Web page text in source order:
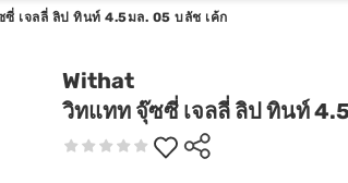
เจลลี่ ลิป ทินท์ 4.5มล. 05 บลัช เค้ก
Withat
วิทแทท จุ๊ซซี่ เจลลี่ ลิป ทินท์